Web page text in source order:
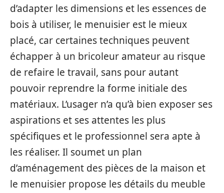
d’adapter les dimensions et les essences de
bois à utiliser, le menuisier est le mieux
placé, car certaines techniques peuvent
échapper à un bricoleur amateur au risque
de refaire le travail, sans pour autant
pouvoir reprendre la forme initiale des
matériaux. L’usager n’a qu’à bien exposer ses
aspirations et ses attentes les plus
spécifiques et le professionnel sera apte à
les réaliser. Il soumet un plan
d’aménagement des pièces de la maison et
le menuisier propose les détails du meuble